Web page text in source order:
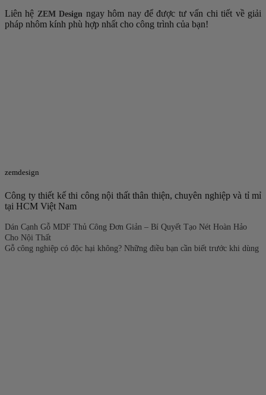
Liên hệ ZEM Design ngay hôm nay để được tư vấn chi tiết về giải
pháp nhôm kính phù hợp nhất cho công trình của bạn!
zemdesign
Công ty thiết kế thi công nội thất thân thiện, chuyên nghiệp và tỉ mỉ
tại HCM Việt Nam
Dán Cạnh Gỗ MDF Thủ Công Đơn Giản – Bí Quyết Tạo Nét Hoàn Hảo
Cho Nội Thất
Gỗ công nghiệp có độc hại không? Những điều bạn cần biết trước khi dùng